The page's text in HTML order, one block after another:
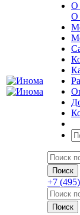
О
О
+7